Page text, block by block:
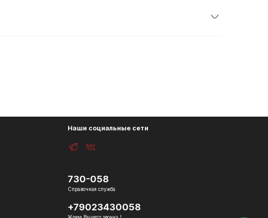
Наши социальные сети
730-058
Справочная служба
+79023430058